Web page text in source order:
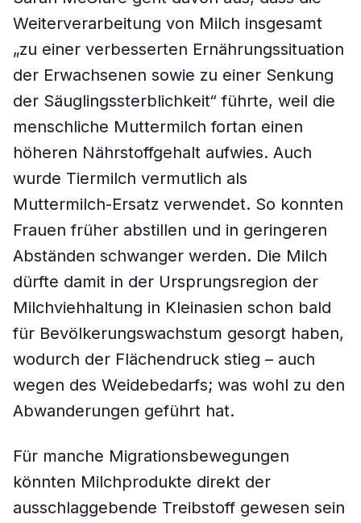
Weiterverarbeitung von Milch insgesamt
„zu einer verbesserten Ernährungssituation
der Erwachsenen sowie zu einer Senkung
der Säuglingssterblichkeit“ führte, weil die
menschliche Muttermilch fortan einen
höheren Nährstoffgehalt aufwies. Auch
wurde Tiermilch vermutlich als
Muttermilch-Ersatz verwendet. So konnten
Frauen früher abstillen und in geringeren
Abständen schwanger werden. Die Milch
dürfte damit in der Ursprungsregion der
Milchviehhaltung in Kleinasien schon bald
für Bevölkerungswachstum gesorgt haben,
wodurch der Flächendruck stieg – auch
wegen des Weidebedarfs; was wohl zu den
Abwanderungen geführt hat.
Für manche Migrationsbewegungen
könnten Milchprodukte direkt der
ausschlaggebende Treibstoff gewesen sein